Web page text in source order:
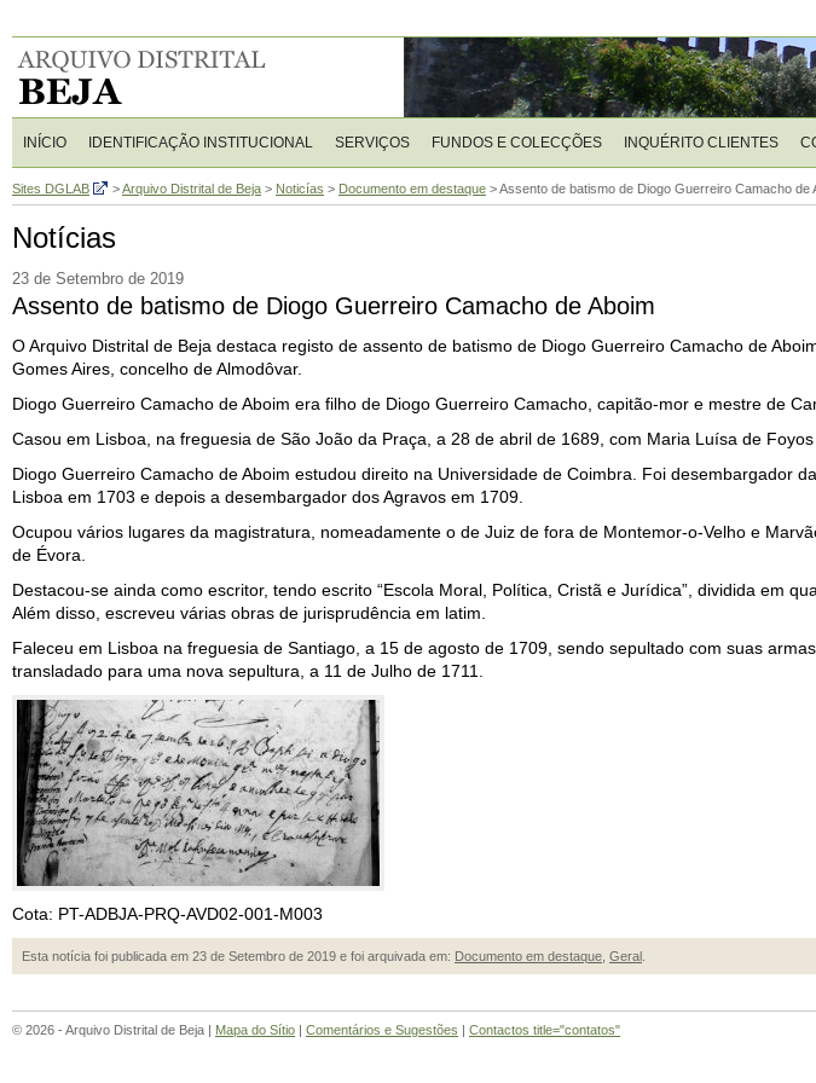
INÍCIO IDENTIFICAÇÃO INSTITUCIONAL SERVIÇOS FUNDOS E COLECÇÕES INQUÉRITO CLIENTES
Sites DGLAB >Arquivo Distrital de Beja > Noticías > Documento em destaque >Assento de batismo de Diogo Guerreiro Camacho de
Notícias
23 de Setembro de 2019
Assento de batismo de Diogo Guerreiro Camacho de Aboim
O Arquivo Distrital de Beja destaca registo de assento de batismo de Diogo Guerreiro Camacho de
Gomes Aires, concelho de Almodôvar.
Diogo Guerreiro Camacho de Aboim era filho de Diogo Guerreiro Camacho, capitão-mor e mestre de
Casou em Lisboa, na freguesia de São João da Praça, a 28 de abril de 1689, com Maria Luísa de
Diogo Guerreiro Camacho de Aboim estudou direito na Universidade de Coimbra. Foi desembargador
Lisboa em 1703 e depois a desembargador dos Agravos em 1709.
Ocupou vários lugares da magistratura, nomeadamente o de Juiz de fora de Montemor-o-Velho e
de Évora.
Destacou-se ainda como escritor, tendo escrito “Escola Moral, Política, Cristã e Jurídica”, dividida em
Além disso, escreveu várias obras de jurisprudência em latim.
Faleceu em Lisboa na freguesia de Santiago, a 15 de agosto de 1709, sendo sepultado com suas
transladado para uma nova sepultura, a 11 de Julho de 1711.
Cota: PT-ADBJA-PRQ-AVD02-001-M003
Esta notícia foi publicada em 23 de Setembro de 2019 e foi arquivada em: Documento em destaque Geral
© 2026 - Arquivo Distrital de Beja | Mapa do Sítio | Comentários e Sugestões | Contactos title="contatos"